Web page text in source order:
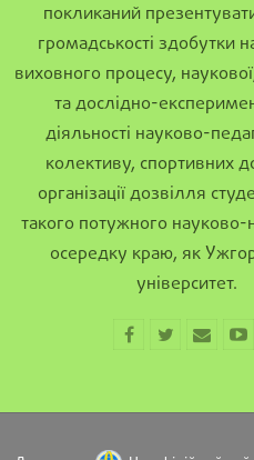
покликаний
громадськості здобутки
виховного процесу,
та дослідно-
діяльності науково-
колективу, спортивних
організації дозвілля
такого потужного науково-
осередку краю, як
університет.